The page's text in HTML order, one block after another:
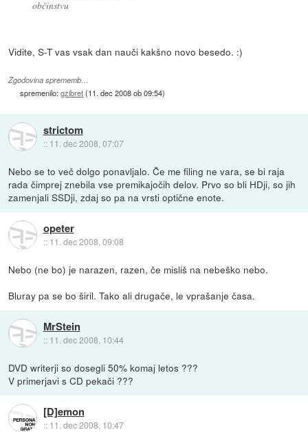
občinstvu
Vidite, S-T vas vsak dan nauči kakšno novo besedo. :)
Zgodovina sprememb…
spremenilo:gzibret(11. dec 2008 ob 09:54)
strictom
:: 11. dec 2008, 07:07
Nebo se to več dolgo ponavljalo. Če me filing ne vara, se bi raja
rada čimprej znebila vse premikajočih delov. Prvo so bli HDji, so jih
zamenjali SSDji, zdaj so pa na vrsti optične enote.
opeter
:: 11. dec 2008, 09:08
Nebo (ne bo) je narazen, razen, če misliš na nebeško nebo.
Bluray pa se bo širil. Tako ali drugače, le vprašanje časa.
MrStein
:: 11. dec 2008, 10:44
DVD writerji so dosegli 50% komaj letos ???
V primerjavi s CD pekači ???
[D]emon
:: 11. dec 2008, 10:47